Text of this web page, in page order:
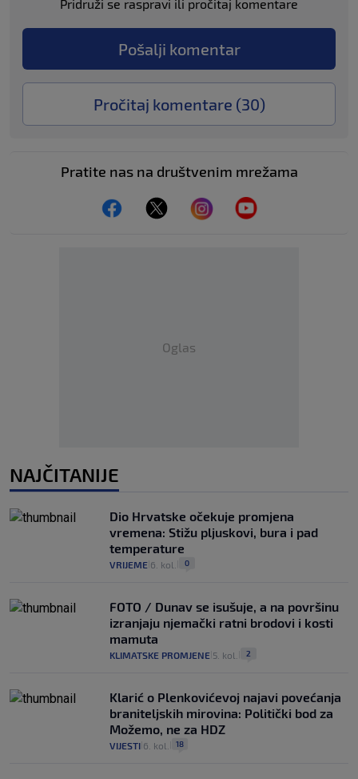
Pridruži se raspravi ili pročitaj komentare
Pošalji komentar
Pročitaj komentare (30)
Pratite nas na društvenim mrežama
Oglas
NAJČITANIJE
Dio Hrvatske očekuje promjena
vremena: Stižu pljuskovi, bura i pad
temperature
VRIJEME 6. kol. 0
FOTO / Dunav se isušuje, a na površinu
izranjaju njemački ratni brodovi i kosti
mamuta
KLIMATSKE PROMJENE 5. kol. 2
Klarić o Plenkovićevoj najavi povećanja
braniteljskih mirovina: Politički bod za
Možemo, ne za HDZ
VIJESTI 6. kol. 18